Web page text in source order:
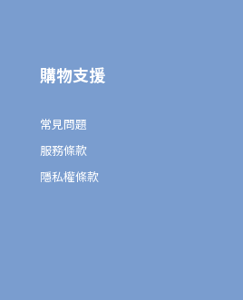
購物支援
常見問題
服務條款
隱私權條款